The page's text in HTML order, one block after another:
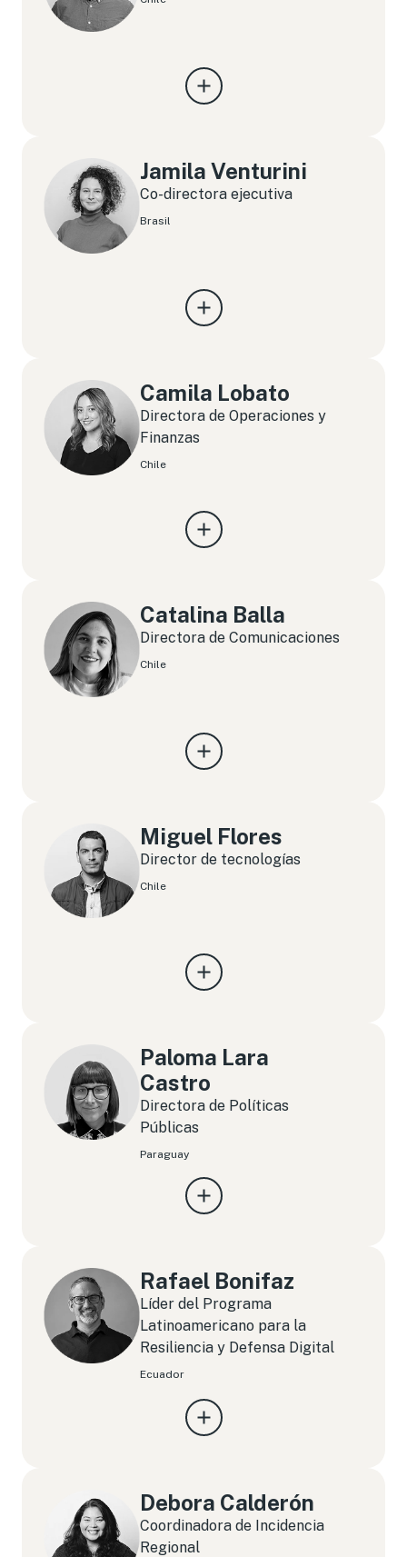
Jamila Venturini
Co-directora ejecutiva
Brasil
Camila Lobato
Directora de Operaciones y
Finanzas
Chile
Catalina Balla
Directora de Comunicaciones
Chile
Miguel Flores
Director de tecnologías
Chile
Paloma Lara
Castro
Directora de Políticas
Públicas
Paraguay
Rafael Bonifaz
Líder del Programa
Latinoamericano para la
Resiliencia y Defensa Digital
Ecuador
Debora Calderón
Coordinadora de Incidencia
Regional